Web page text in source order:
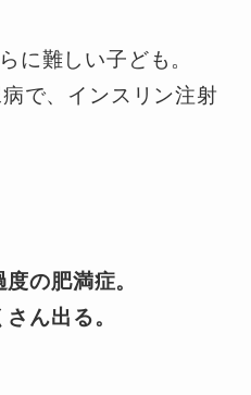
に難しい子ども。
で、インスリン注射
の肥満症。
ん出る。